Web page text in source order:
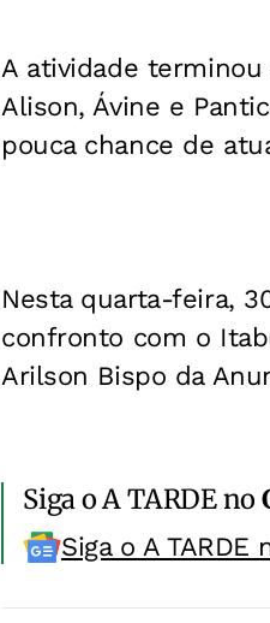
A atividade
Alison, Ávine e
pouca chance de
Nesta quarta-feira,
confronto com o
Arilson Bispo da
Siga o A TARDE no
Siga o A TARDE